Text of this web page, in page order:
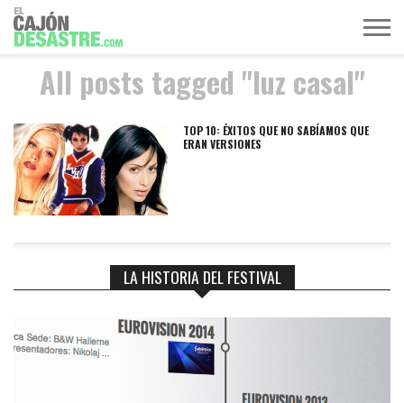
MÚSICA
TELEVISIÓN
POLÍTICA
ACTUALIDAD
EUROVISIÓN
All posts tagged "luz casal"
TOP 10: ÉXITOS QUE NO SABÍAMOS QUE
ERAN VERSIONES
LA HISTORIA DEL FESTIVAL